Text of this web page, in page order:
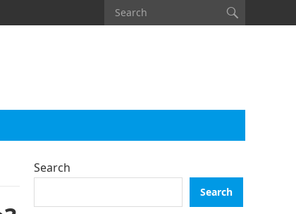
Search
Search